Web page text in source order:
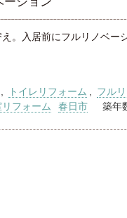
。入居前にフルリノベー
トイレリフォーム フル
フォーム 春日市 築年